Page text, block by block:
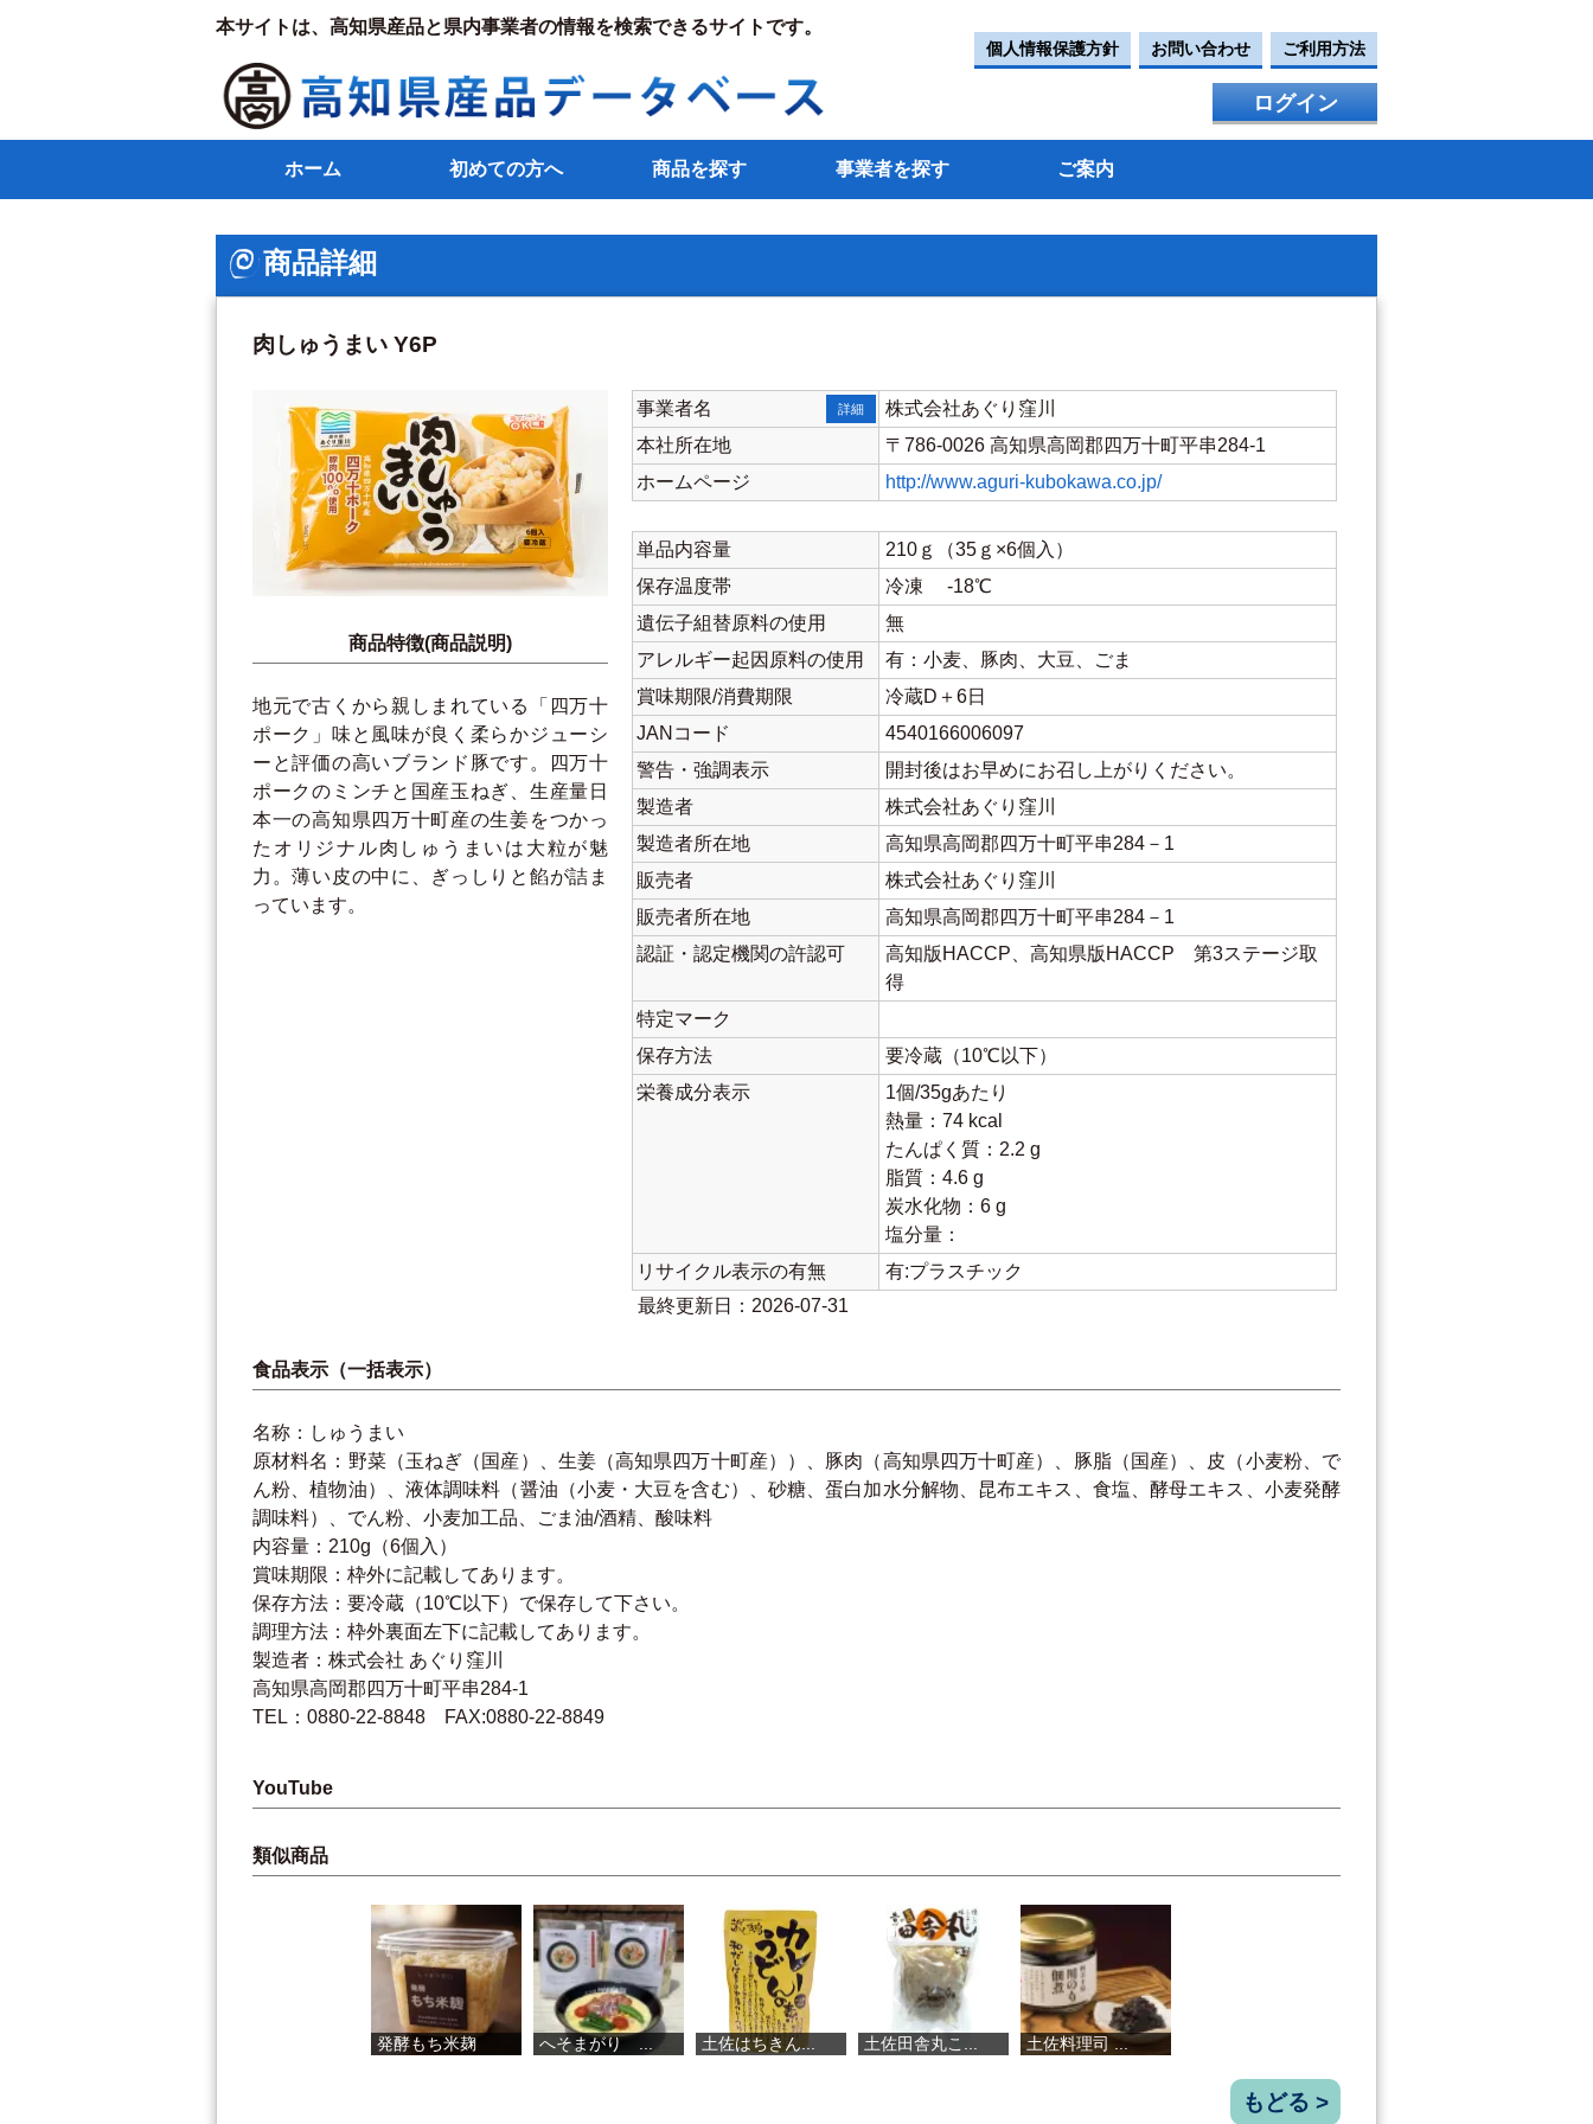
本サイトは、高知県産品と県内事業者の情報を検索できるサイトです。
個人情報保護方針 お問い合わせ ご利用方法
ログイン
ホーム 初めての方へ 商品を探す 事業者を探す ご案内
商品詳細
肉しゅうまい Y6P
商品特徴(商品説明)
地元で古くから親しまれている「四万十
ポーク」味と風味が良く柔らかジューシ
ーと評価の高いブランド豚です。四万十
ポークのミンチと国産玉ねぎ、生産量日
本一の高知県四万十町産の生姜をつかっ
たオリジナル肉しゅうまいは大粒が魅
力。薄い皮の中に、ぎっしりと餡が詰ま
っています。
事業者名 詳細
株式会社あぐり窪川
本社所在地
〒786-0026 高知県高岡郡四万十町平串284-1
ホームページ
http://www.aguri-kubokawa.co.jp/
単品内容量
210ｇ（35ｇ×6個入）
保存温度帯
冷凍 -18℃
遺伝子組替原料の使用
無
アレルギー起因原料の使用
有：小麦、豚肉、大豆、ごま
賞味期限/消費期限
冷蔵D＋6日
JANコード
4540166006097
警告・強調表示
開封後はお早めにお召し上がりください。
製造者
株式会社あぐり窪川
製造者所在地
高知県高岡郡四万十町平串284－1
販売者
株式会社あぐり窪川
販売者所在地
高知県高岡郡四万十町平串284－1
認証・認定機関の許認可
高知版HACCP、高知県版HACCP 第3ステージ取
得
特定マーク
保存方法
要冷蔵（10℃以下）
栄養成分表示
1個/35gあたり
熱量：74 kcal
たんぱく質：2.2 g
脂質：4.6 g
炭水化物：6 g
塩分量：
リサイクル表示の有無
有:プラスチック
最終更新日：2026-07-31
食品表示（一括表示）
名称：しゅうまい
原材料名：野菜（玉ねぎ（国産）、生姜（高知県四万十町産））、豚肉（高知県四万十町産）、豚脂（国産）、皮（小麦粉、で
ん粉、植物油）、液体調味料（醤油（小麦・大豆を含む）、砂糖、蛋白加水分解物、昆布エキス、食塩、酵母エキス、小麦発酵
調味料）、でん粉、小麦加工品、ごま油/酒精、酸味料
内容量：210g（6個入）
賞味期限：枠外に記載してあります。
保存方法：要冷蔵（10℃以下）で保存して下さい。
調理方法：枠外裏面左下に記載してあります。
製造者：株式会社 あぐり窪川
高知県高岡郡四万十町平串284-1
TEL：0880-22-8848 FAX:0880-22-8849
YouTube
類似商品
土佐はちきん... 土佐田舎丸こ... 土佐料理司 ... 直七果汁（冷...
へそまがり ...
もどる >